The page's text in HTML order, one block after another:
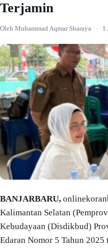
Terjamin
Oleh Muhammad Aqmar Sharaya · 1
BANJARBARU,
Kalimantan Selatan
Kebudayaan (Disdikbud)
Edaran Nomor 5 Tahun